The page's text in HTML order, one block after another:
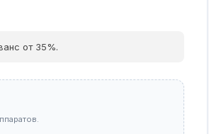
от 35%.